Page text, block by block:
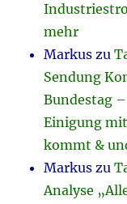
mehr
Markus zu
Sendung
Bundestag
Einigung
kommt &
Markus zu
Analyse